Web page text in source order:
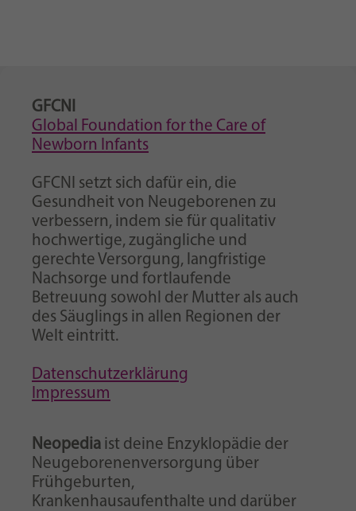
GFCNI
Global Foundation for the Care of
Newborn Infants
GFCNI setzt sich dafür ein, die
Gesundheit von Neugeborenen zu
verbessern, indem sie für qualitativ
hochwertige, zugängliche und
gerechte Versorgung, langfristige
Nachsorge und fortlaufende
Betreuung sowohl der Mutter als auch
des Säuglings in allen Regionen der
Welt eintritt.
Datenschutzerklärung
Impressum
Neopedia ist deine Enzyklopädie der
Neugeborenenversorgung über
Frühgeburten,
Krankenhausaufenthalte und darüber